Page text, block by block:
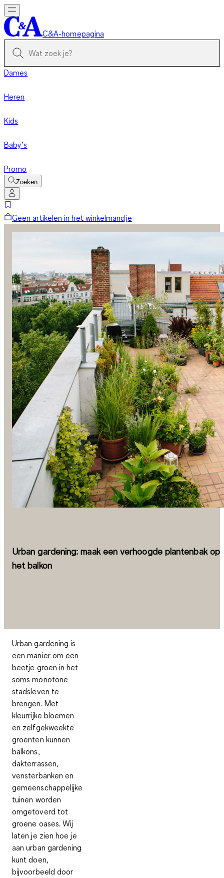
C&A-homepagina
Dames
Heren
Kids
Baby’s
Promo
Zoeken
Geen artikelen in het winkelmandje
Urban gardening: maak een verhoogde plantenbak op
het balkon
Urban gardening is
een manier om een
beetje groen in het
soms monotone
stadsleven te
brengen. Met
kleurrijke bloemen
en zelfgekweekte
groenten kunnen
balkons,
dakterrassen,
vensterbanken en
gemeenschappelijke
tuinen worden
omgetoverd tot
groene oases. Wij
laten je zien hoe je
aan urban gardening
kunt doen,
bijvoorbeeld door